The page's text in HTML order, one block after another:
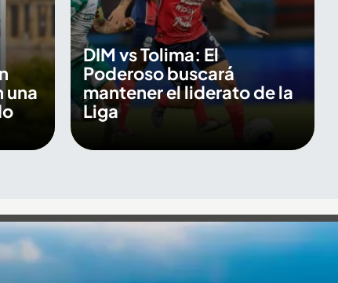
una
DIM vs Tolima: El
Poderoso buscará
mantener el liderato de la
Liga